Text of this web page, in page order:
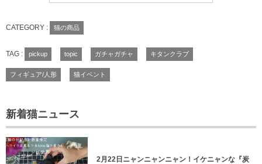
CATEGORY : 猫の商品
TAG : pickup topic ガチャガチャ キタンクラブ
フィギュア/人形 猫イベント
新着猫ニュース
2月22日ニャンニャンニャン！イケニャンな『炭